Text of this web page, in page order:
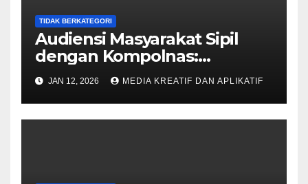
TIDAK BERKATEGORI
Audiensi Masyarakat Sipil
dengan Kompolnas:
Perlindungan HAM dalam
Penanganan Unjuk Rasa
JAN 12, 2026 MEDIA KREATIF DAN APLIKATIF